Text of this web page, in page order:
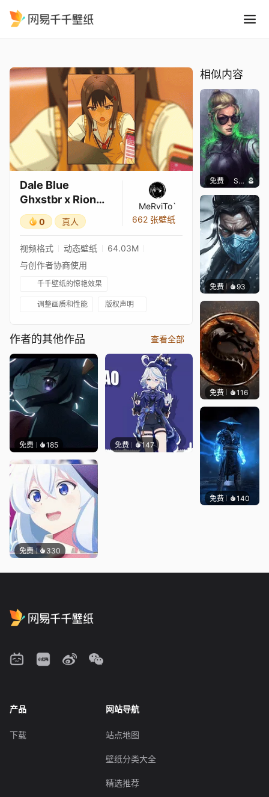
Dale Blue
Ghxstbr x Rion
Enomoto
0 真人
MeRviTo`
662 张壁纸
视频格式 动态壁纸
64.03M
与创作者协商使用
千千壁纸的惊艳效果
调整画质和性能 版权声明
作者的其他作品 查看全部
免费 185 免费 147
免费 330
相似内容
免费 SomethingEPIC
免费 93 Niara
免费 116
免费 140
产品
下载
网站导航
站点地图
壁纸分类大全
精选推荐